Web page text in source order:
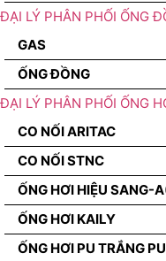
ĐẠI LÝ PHÂN PHỐI ỐNG
GAS
ỐNG ĐỒNG
ĐẠI LÝ PHÂN PHỐI ỐNG
CO NỐI ARITAC
CO NỐI STNC
ỐNG HƠI HIỆU SANG-
ỐNG HƠI KAILY
ỐNG HƠI PU TRẮNG